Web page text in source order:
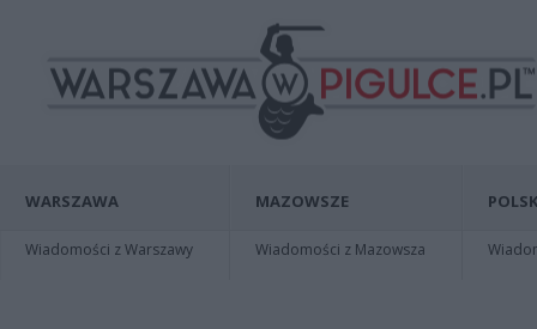
WARSZAWA
Wiadomości z Warszawy
MAZOWSZE
Wiadomości z Mazowsza